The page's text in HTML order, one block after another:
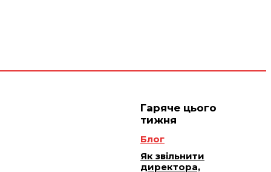
Гаряче цього
тижня
Блог
Як звільнити
директора,